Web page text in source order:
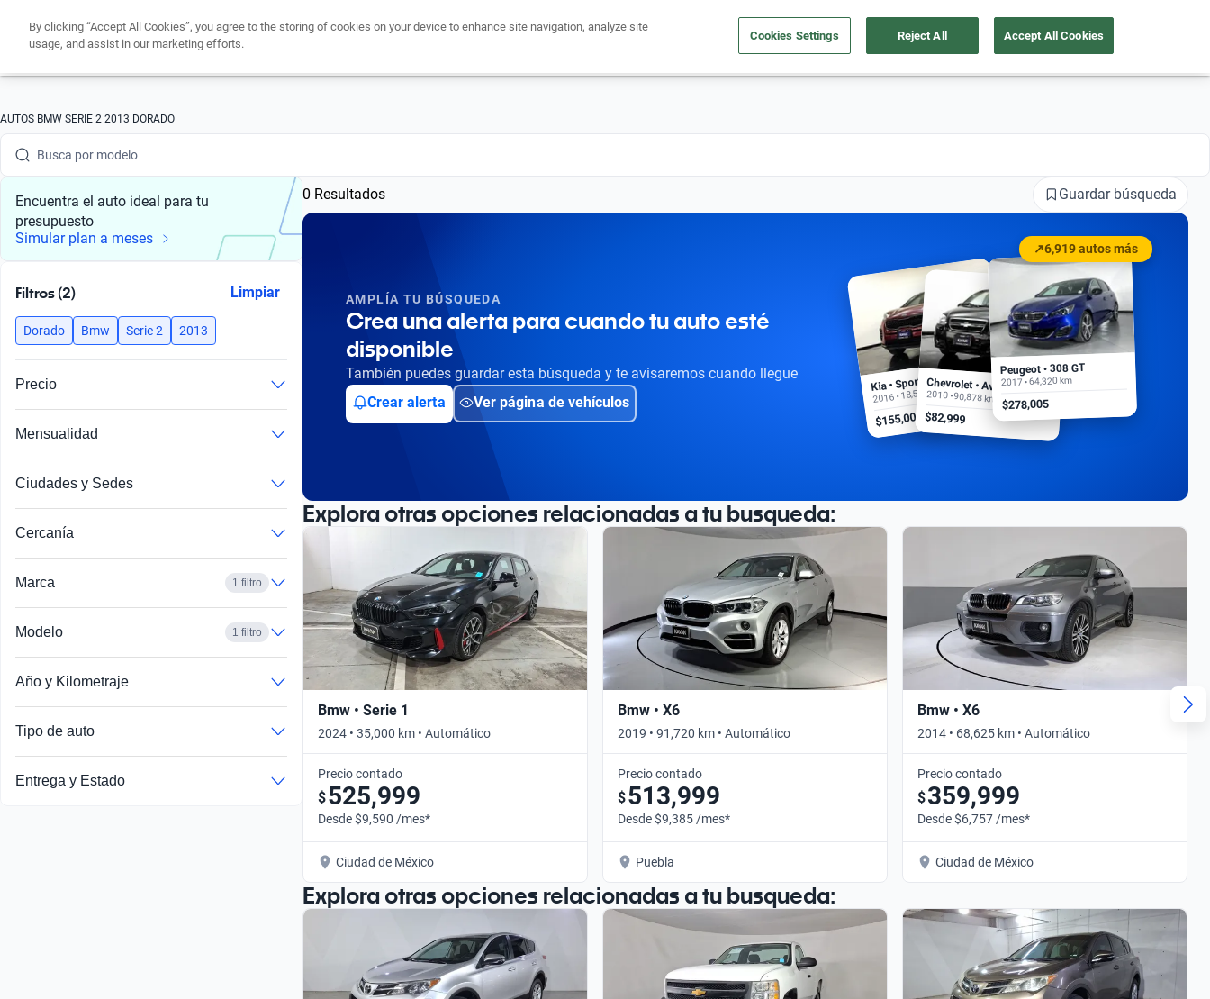
Compra un auto Vende tu auto Cuida tu auto Nosotros Ubicación
AUTOS BMW SERIE 2 2013 DORADO
Busca por marca
Busca por modelo
Busca por versión
Busca por año
Busca por modelo
Busca por año
Encuentra el auto ideal para tu
presupuesto
Simular plan a meses
Filtros (2) Limpiar
Dorado Bmw Serie 2 2013
Precio
Mensualidad
Ciudades y Sedes
Cercanía
Marca 1 filtro
Modelo 1 filtro
Año y Kilometraje
Tipo de auto
Entrega y Estado
0 Resultados Guardar búsqueda
AMPLÍA TU BÚSQUEDA
Crea una alerta para cuando tu auto esté
disponible
También puedes guardar esta búsqueda y te avisaremos cuando llegue
Crear alerta
Ver página de vehículos
↗6,919 autos más
Kia • Sportage EX
2016 • 18,500 km
$155,000
Chevrolet • Aveo
2010 • 90,878 km
$82,999
Peugeot • 308 GT
2017 • 64,320 km
$278,005
Explora otras opciones relacionadas a tu busqueda:
Bmw • Serie 1
2024 • 35,000 km • Automático
Precio contado
$525,999
Desde $9,590 /mes*
Ciudad de México
Bmw • X6
2019 • 91,720 km • Automático
Precio contado
$513,999
Desde $9,385 /mes*
Puebla
Bmw • X6
2014 • 68,625 km • Automático
Precio contado
$359,999
Desde $6,757 /mes*
Ciudad de México
Explora otras opciones relacionadas a tu busqueda:
By clicking “Accept All Cookies”, you agree to the storing of cookies on your device to enhance site navigation, analyze site
usage, and assist in our marketing efforts.
Cookies Settings Reject All Accept All Cookies